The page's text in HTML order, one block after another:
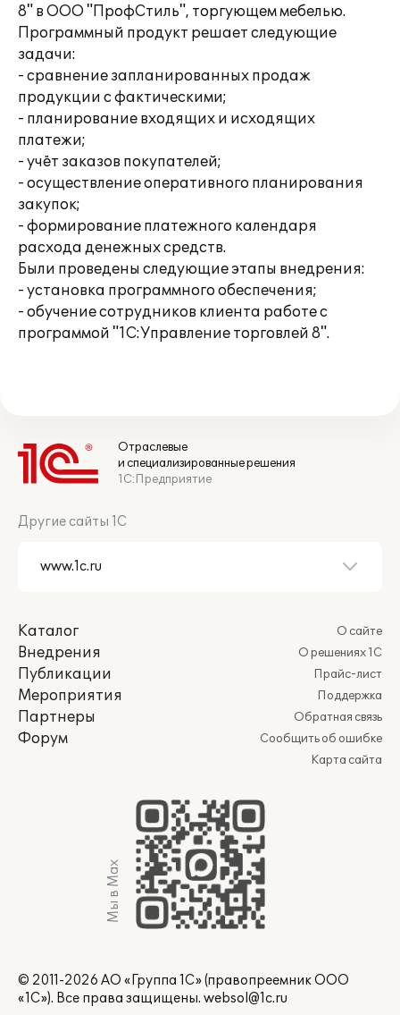
8" в ООО "ПрофСтиль", торгующем мебелью.
Программный продукт решает следующие
задачи:
- сравнение запланированных продаж
продукции с фактическими;
- планирование входящих и исходящих
платежи;
- учёт заказов покупателей;
- осуществление оперативного планирования
закупок;
- формирование платежного календаря
расхода денежных средств.
Были проведены следующие этапы внедрения:
- установка программного обеспечения;
- обучение сотрудников клиента работе с
программой "1С:Управление торговлей 8".
Отраслевые
и специализированные решения
1С:Предприятие
Другие сайты 1С
Каталог
Внедрения
Публикации
Мероприятия
Партнеры
Форум
О сайте
О решениях 1С
Прайс-лист
Поддержка
Обратная связь
Сообщить об ошибке
Карта сайта
Мы в Max
© 2011-2026 АО «Группа 1С» (правопреемник ООО
«1С»). Все права защищены. websol@1c.ru